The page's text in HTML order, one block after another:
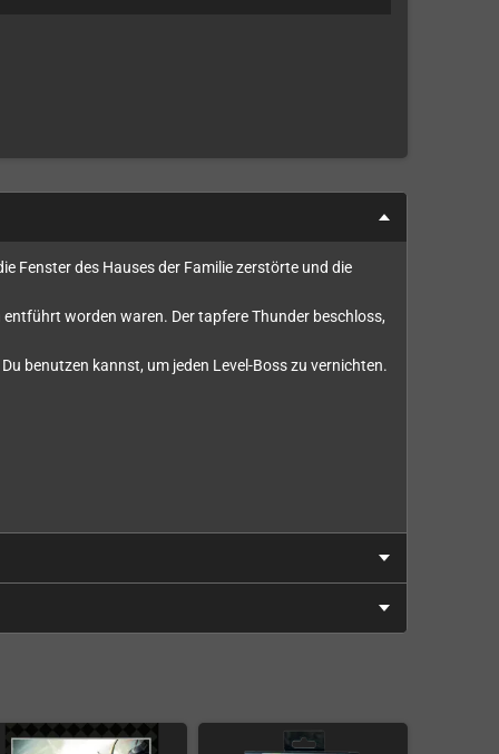
Fenster des Hauses der Familie zerstörte und die
worden waren. Der tapfere Thunder beschloss,
benutzen kannst, um jeden Level-Boss zu vernichten.